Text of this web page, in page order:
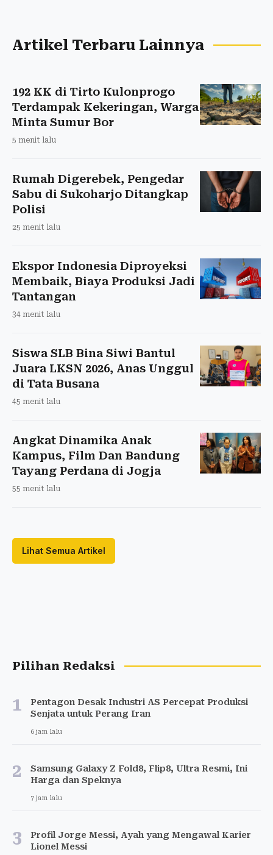
Artikel Terbaru Lainnya
192 KK di Tirto Kulonprogo
Terdampak Kekeringan, Warga
Minta Sumur Bor
5 menit lalu
Rumah Digerebek, Pengedar
Sabu di Sukoharjo Ditangkap
Polisi
25 menit lalu
Ekspor Indonesia Diproyeksi
Membaik, Biaya Produksi Jadi
Tantangan
34 menit lalu
Siswa SLB Bina Siwi Bantul
Juara LKSN 2026, Anas Unggul
di Tata Busana
45 menit lalu
Angkat Dinamika Anak
Kampus, Film Dan Bandung
Tayang Perdana di Jogja
55 menit lalu
Lihat Semua Artikel
Pilihan Redaksi
1
Pentagon Desak Industri AS Percepat Produksi
Senjata untuk Perang Iran
6 jam lalu
2
Samsung Galaxy Z Fold8, Flip8, Ultra Resmi, Ini
Harga dan Speknya
7 jam lalu
3
Profil Jorge Messi, Ayah yang Mengawal Karier
Lionel Messi